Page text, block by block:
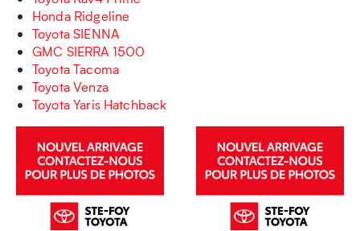
Honda Ridgeline
Toyota SIENNA
GMC SIERRA 1500
Toyota Tacoma
Toyota Venza
Toyota Yaris Hatchback